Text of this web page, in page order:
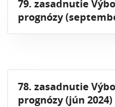
79. zasadnutie
prognózy
78. zasadnutie
prognózy (jún 2024)